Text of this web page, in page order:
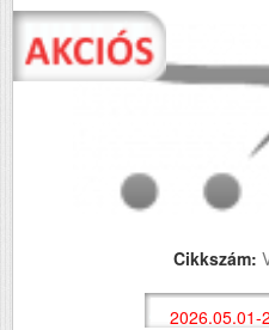
Cikkszám:
2026.05.01-